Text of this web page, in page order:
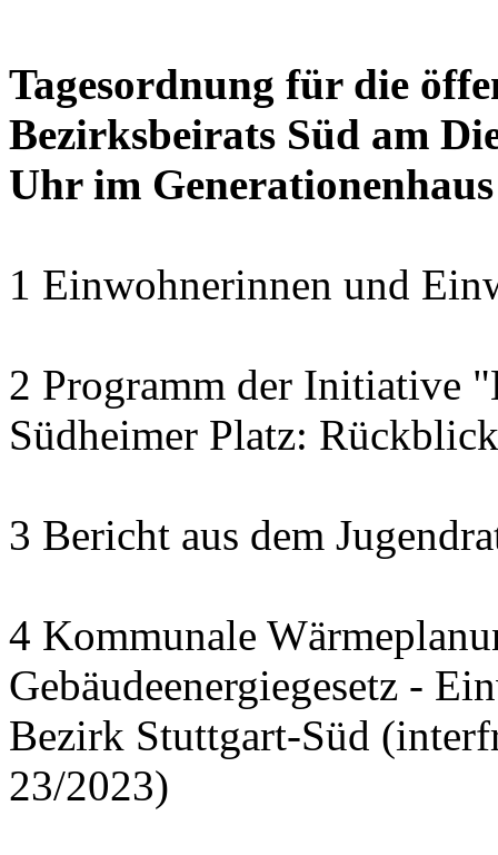
Tagesordnung für die
Bezirksbeirats Süd am
Uhr im
1 Einwohnerinnen und
2 Programm der Initiative
Südheimer Platz:
3 Bericht aus dem
4 Kommunale
Gebäudeenergiegesetz -
Bezirk Stuttgart-Süd
23/2023)